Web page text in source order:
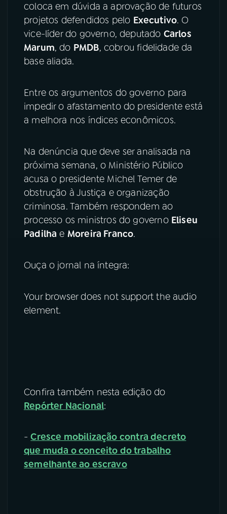
coloca em dúvida a aprovação de futuros
projetos defendidos pelo Executivo. O
vice-líder do governo, deputado Carlos
Marum, do PMDB, cobrou fidelidade da
base aliada.
Entre os argumentos do governo para
impedir o afastamento do presidente está
a melhora nos índices econômicos.
Na denúncia que deve ser analisada na
próxima semana, o Ministério Público
acusa o presidente Michel Temer de
obstrução à Justiça e organização
criminosa. Também respondem ao
processo os ministros do governo Eliseu
Padilha e Moreira Franco.
Ouça o jornal na íntegra:
Your browser does not support the audio
element.
Confira também nesta edição do
Repórter Nacional:
-Cresce mobilização contra decreto
que muda o conceito do trabalho
semelhante ao escravo